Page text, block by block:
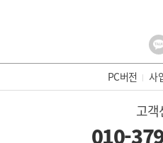
PC버전 사
고객
010-